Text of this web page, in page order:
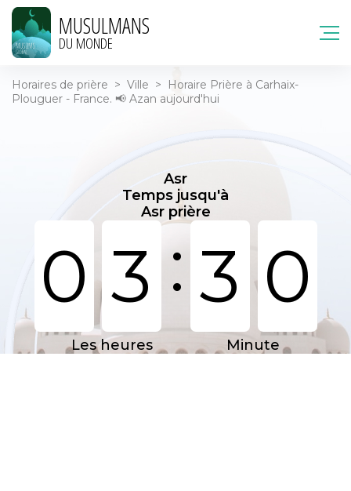
MUSULMANS
DU MONDE
Horaires de prière > Ville >
Horaire Prière à Carhaix-
Plouguer - France. 📢 Azan aujourd'hui
Asr
Temps jusqu'à
Asr prière
0 3 : 3 0
Les heures Minute